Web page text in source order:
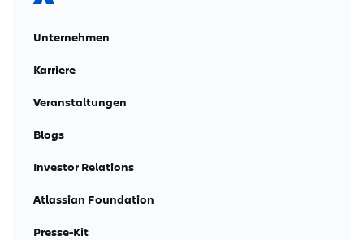
Unternehmen
Karriere
Veranstaltungen
Blogs
Investor Relations
Atlassian Foundation
Presse-Kit